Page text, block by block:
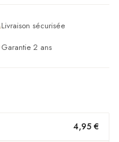
Livraison sécurisée
Garantie 2 ans
4,95 €